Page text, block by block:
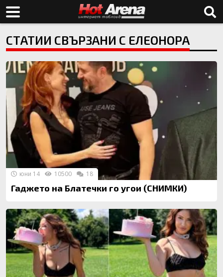
СТАТИИ СВЪРЗАНИ С ЕЛЕОНОРА
Гаджето на Блатечки го угои (СНИМКИ)
юни 14 10500 18